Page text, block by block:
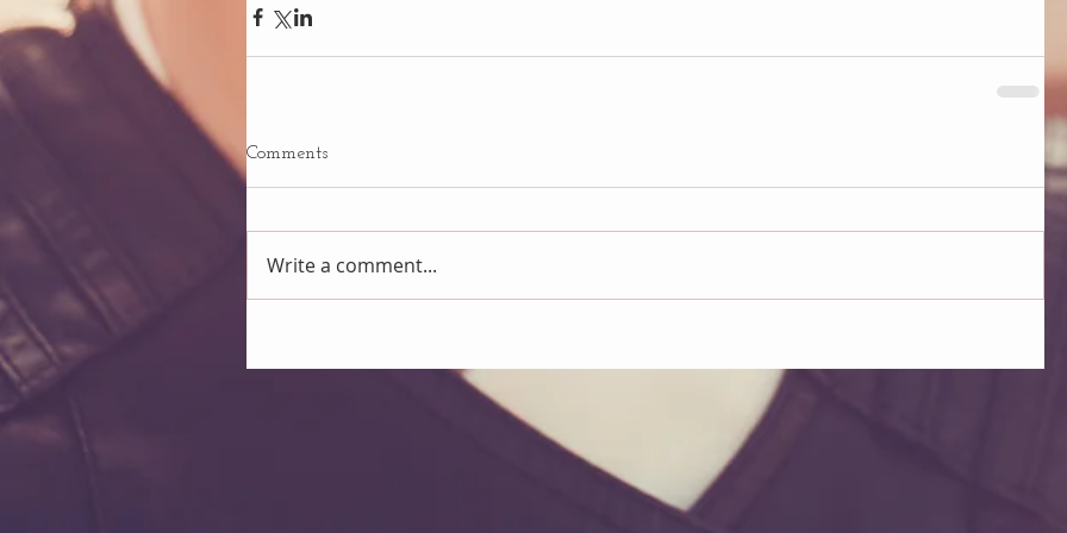
Comments
Write a comment...